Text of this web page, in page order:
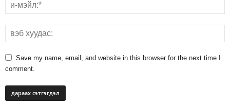
Save my name, email, and website in this browser for the next time I
comment.